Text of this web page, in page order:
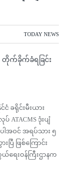
TODAY NEWS
တိုက်ခိုက်ခံရခြင်း
ခရိုင်းမီးယား
ဒုံးပျံ
ါအဝင် အရပ်သား ၅
ြီ ဖြစ်ကြောင်း
ေးဝန်ကြီးဌာနက